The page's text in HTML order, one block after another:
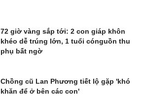
72 giờ vàng sắp tới: 2 con giáp khôn
khéo dễ trúng lớn, 1 tuổi cónguồn thu
phụ bất ngờ
Chồng cũ Lan Phương tiết lộ gặp 'khó
khăn để ở bên các con'